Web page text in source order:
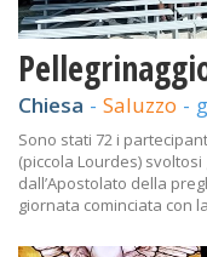
Chiesa - Saluzzo -
Sono stati 72 i
(piccola Lourdes)
dall’Apostolato della
giornata cominciata con